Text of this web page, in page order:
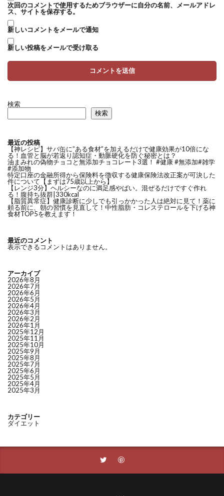
次回のコメントで使用するためブラウザーに自分の名前、メールアドレ
ス、サイトを保存する。
新しいコメントをメールで通知
新しい投稿をメールで受け取る
検索
検索
最近の投稿
【神レシピ】サバ缶に”ある食材”を加えるだけで健康効果が10倍にな
る！血管と脳が若返り認知症・動脈硬化を防ぐ秘密とは？
油まみれの偽物チョコと無添加チョコレート3選！ #健康 #無添加#雑学
#添加物
特定口座の金融所得から保険料を徴収する健康保険法改正案が可決した
件について【まずは75歳以上から】
【レンジ3分】ヘルシーなのに満足感やばい。混ぜるだけですぐ作れ
る！腹持ち抜群|330kcal
【脂質異常症】健康診断に少しでも引っかかった人は絶対に見て！薬に
頼る前に、朝の習慣を見直して！中性脂肪・コレステロールを下げる神
食材TOP5を教えます！
最近のコメント
表示できるコメントはありません。
アーカイブ
2026年8月
2026年7月
2026年6月
2026年5月
2026年4月
2026年3月
2026年2月
2026年1月
2025年12月
2025年11月
2025年10月
2025年9月
2025年8月
2025年7月
2025年6月
2025年5月
2025年4月
2025年3月
カテゴリー
ダイエット